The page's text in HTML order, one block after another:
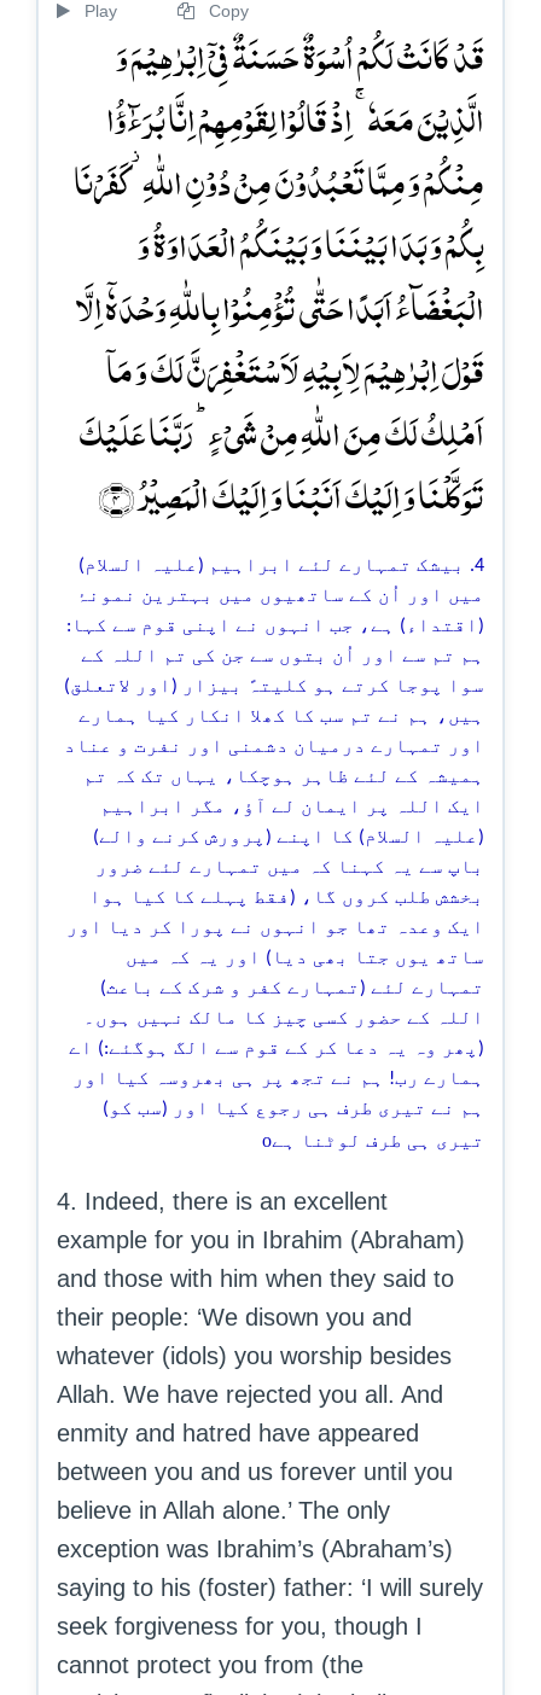
Play Copy
قَدۡ کَانَتۡ لَکُمۡ اُسۡوَۃٌ حَسَنَۃٌ فِیۡۤ اِبۡرٰہِیۡمَ وَ
الَّذِیۡنَ مَعَہٗ ۚ اِذۡ قَالُوۡا لِقَوۡمِہِمۡ اِنَّا بُرَءٰٓؤُا
مِنۡکُمۡ وَ مِمَّا تَعۡبُدُوۡنَ مِنۡ دُوۡنِ اللّٰہِ ۫ کَفَرۡنَا
بِکُمۡ وَ بَدَا بَیۡنَنَا وَ بَیۡنَکُمُ الۡعَدَاوَۃُ وَ
الۡبَغۡضَآءُ اَبَدًا حَتّٰی تُؤۡمِنُوۡا بِاللّٰہِ وَحۡدَہٗۤ اِلَّا
قَوۡلَ اِبۡرٰہِیۡمَ لِاَبِیۡہِ لَاَسۡتَغۡفِرَنَّ لَکَ وَ مَاۤ
اَمۡلِکُ لَکَ مِنَ اللّٰہِ مِنۡ شَیۡءٍ ؕ رَبَّنَا عَلَیۡکَ
تَوَکَّلۡنَا وَ اِلَیۡکَ اَنَبۡنَا وَ اِلَیۡکَ الۡمَصِیۡرُ ﴿۴﴾
4. بیشک تمہارے لئے ابراہیم (علیہ السلام)
میں اور اُن کے ساتھیوں میں بہترین نمونۂ
(اقتداء) ہے، جب انہوں نے اپنی قوم سے کہا:
ہم تم سے اور اُن بتوں سے جن کی تم اللہ کے
سوا پوجا کرتے ہو کلیتہً بیزار (اور لاتعلق)
ہیں، ہم نے تم سب کا کھلا انکار کیا ہمارے
اور تمہارے درمیان دشمنی اور نفرت و عناد
ہمیشہ کے لئے ظاہر ہوچکا، یہاں تک کہ تم
ایک اللہ پر ایمان لے آؤ، مگر ابراہیم
(علیہ السلام) کا اپنے (پرورش کرنے والے)
باپ سے یہ کہنا کہ میں تمہارے لئے ضرور
بخشش طلب کروں گا، (فقط پہلے کا کیا ہوا
ایک وعدہ تھا جو انہوں نے پورا کر دیا اور
ساتھ یوں جتا بھی دیا) اور یہ کہ میں
تمہارے لئے (تمہارے کفر و شرک کے باعث)
اللہ کے حضور کسی چیز کا مالک نہیں ہوں۔
(پھر وہ یہ دعا کر کے قوم سے الگ ہوگئے:) اے
ہمارے رب! ہم نے تجھ پر ہی بھروسہ کیا اور
ہم نے تیری طرف ہی رجوع کیا اور (سب کو)
تیری ہی طرف لوٹنا ہےo
4. Indeed, there is an excellent
example for you in Ibrahim (Abraham)
and those with him when they said to
their people: ‘We disown you and
whatever (idols) you worship besides
Allah. We have rejected you all. And
enmity and hatred have appeared
between you and us forever until you
believe in Allah alone.’ The only
exception was Ibrahim’s (Abraham’s)
saying to his (foster) father: ‘I will surely
seek forgiveness for you, though I
cannot protect you from (the